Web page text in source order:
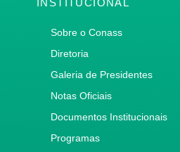
Sobre o Conass
Diretoria
Galeria de Presidentes
Notas Oficiais
Documentos Institucionais
Programas